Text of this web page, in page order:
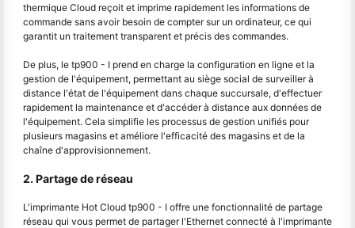
thermique Cloud reçoit et imprime rapidement les informations de
commande sans avoir besoin de compter sur un ordinateur, ce qui
garantit un traitement transparent et précis des commandes.
De plus, le tp900 - I prend en charge la configuration en ligne et la
gestion de l'équipement, permettant au siège social de surveiller à
distance l'état de l'équipement dans chaque succursale, d'effectuer
rapidement la maintenance et d'accéder à distance aux données de
l'équipement. Cela simplifie les processus de gestion unifiés pour
plusieurs magasins et améliore l'efficacité des magasins et de la
chaîne d'approvisionnement.
2. Partage de réseau
L'imprimante Hot Cloud tp900 - I offre une fonctionnalité de partage
réseau qui vous permet de partager l'Ethernet connecté à l'imprimante